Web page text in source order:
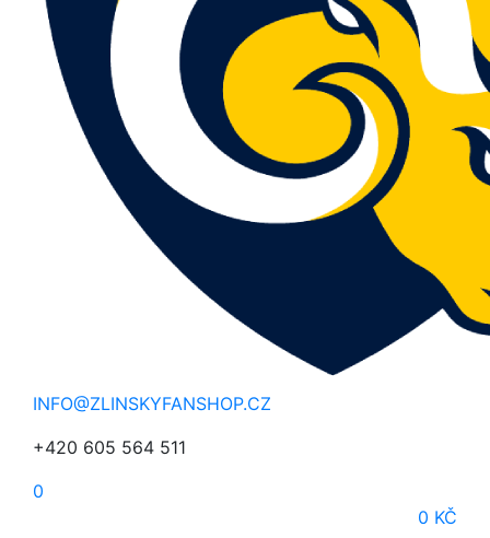
INFO@ZLINSKYFANSHOP.CZ
+420 605 564 511
0
0 KČ